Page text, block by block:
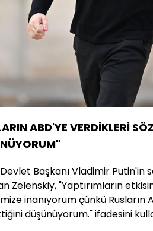
ABD'YE VERDİKLERİ
Başkanı Vladimir Putin'in
Zelenskiy, "Yaptırımların
inanıyorum çünkü Rusların
düşünüyorum." ifadesini